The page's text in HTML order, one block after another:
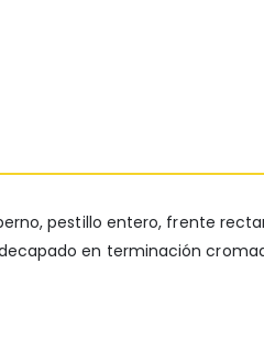
pestillo entero, frente
en terminación